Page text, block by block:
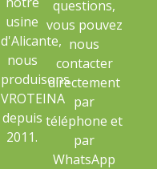
usine
d'Alicante,
nous
produisons
VROTEINA
depuis
2011.
questions,
vous pouvez
nous
contacter
directement
par
téléphone et
par
WhatsApp